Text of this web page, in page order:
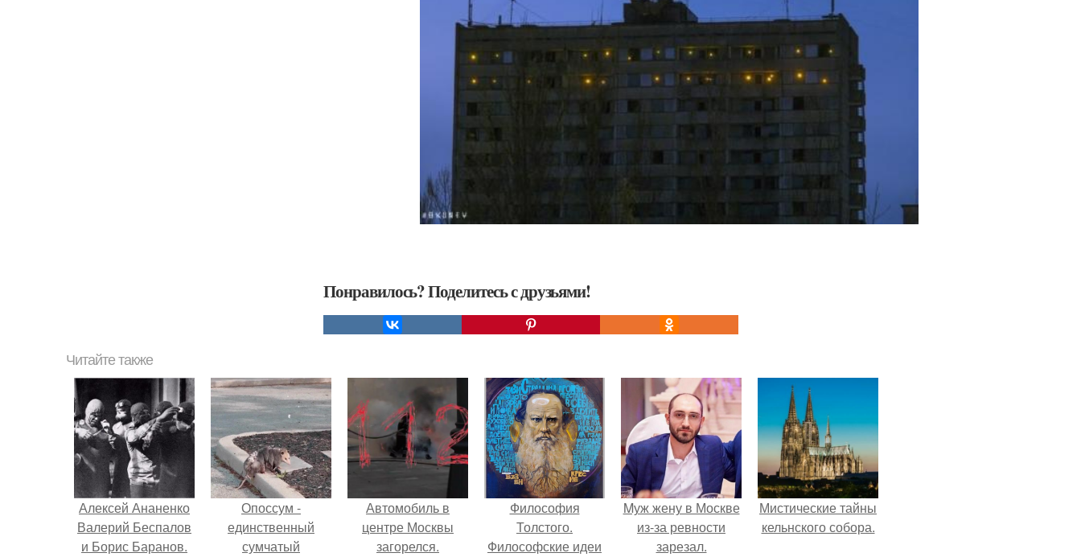
Понравилось? Поделитесь с друзьями!
Читайте также
Алексей Ананенко
Валерий Беспалов
и Борис Баранов.
Опоссум -
единственный
сумчатый
Автомобиль в
центре Москвы
загорелся.
Философия
Толстого.
Философские идеи
Mуж жену в Москве
из-за ревности
зарезал.
Мистические тайны
кельнского собора.